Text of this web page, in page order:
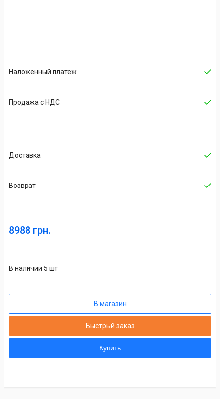
Наложенный платеж
Продажа с НДС
Доставка
Возврат
8988 грн.
В наличии 5 шт
В магазин
Быстрый заказ
Купить